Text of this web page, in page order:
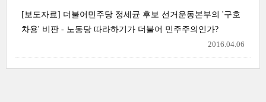
[보도자료] 더불어민주당 정세균 후보 선거운동본부의 '구호
차용' 비판 - 노동당 따라하기가 더불어 민주주의인가?
2016.04.06